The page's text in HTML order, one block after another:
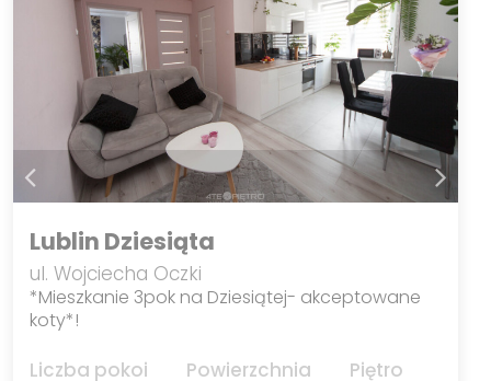
Lublin Dziesiąta
ul. Wojciecha Oczki
*Mieszkanie 3pok na Dziesiątej- akceptowane
koty*!
Liczba pokoi
Powierzchnia
Piętro